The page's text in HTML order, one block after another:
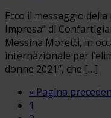
Ecco il messaggio
Impresa” di
Messina Moretti, in
internazionale per
donne 2021”, che […]
« Pagina
1